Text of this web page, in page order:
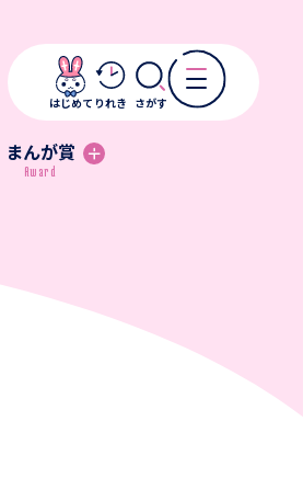
まんが賞
はじめて りれき さがす